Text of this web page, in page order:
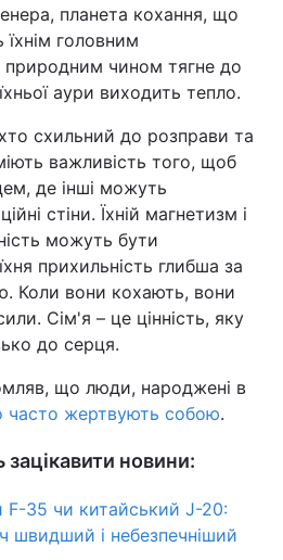
планета кохання, що
їхнім головним
чином тягне до
аури виходить тепло.
схильний до розправи та
важливість того, щоб
де інші можуть
стіни. Їхній магнетизм і
можуть бути
прихильність глибша за
Коли вони кохають, вони
Сім'я – це цінність, яку
до серця.
що люди, народжені в
часто жертвують собою.
новини:
35 чи китайський J-20:
швидший і небезпечніший